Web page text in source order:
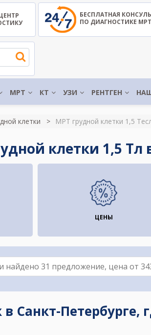
БЕСПЛАТНАЯ
ПО ДИАГНОСТИКЕ
МРТ КТ УЗИ РЕНТГЕН
клетки МРТ грудной клетки 1,5
клетки 1,5 Тл
ЦЕНЫ
Санкт-